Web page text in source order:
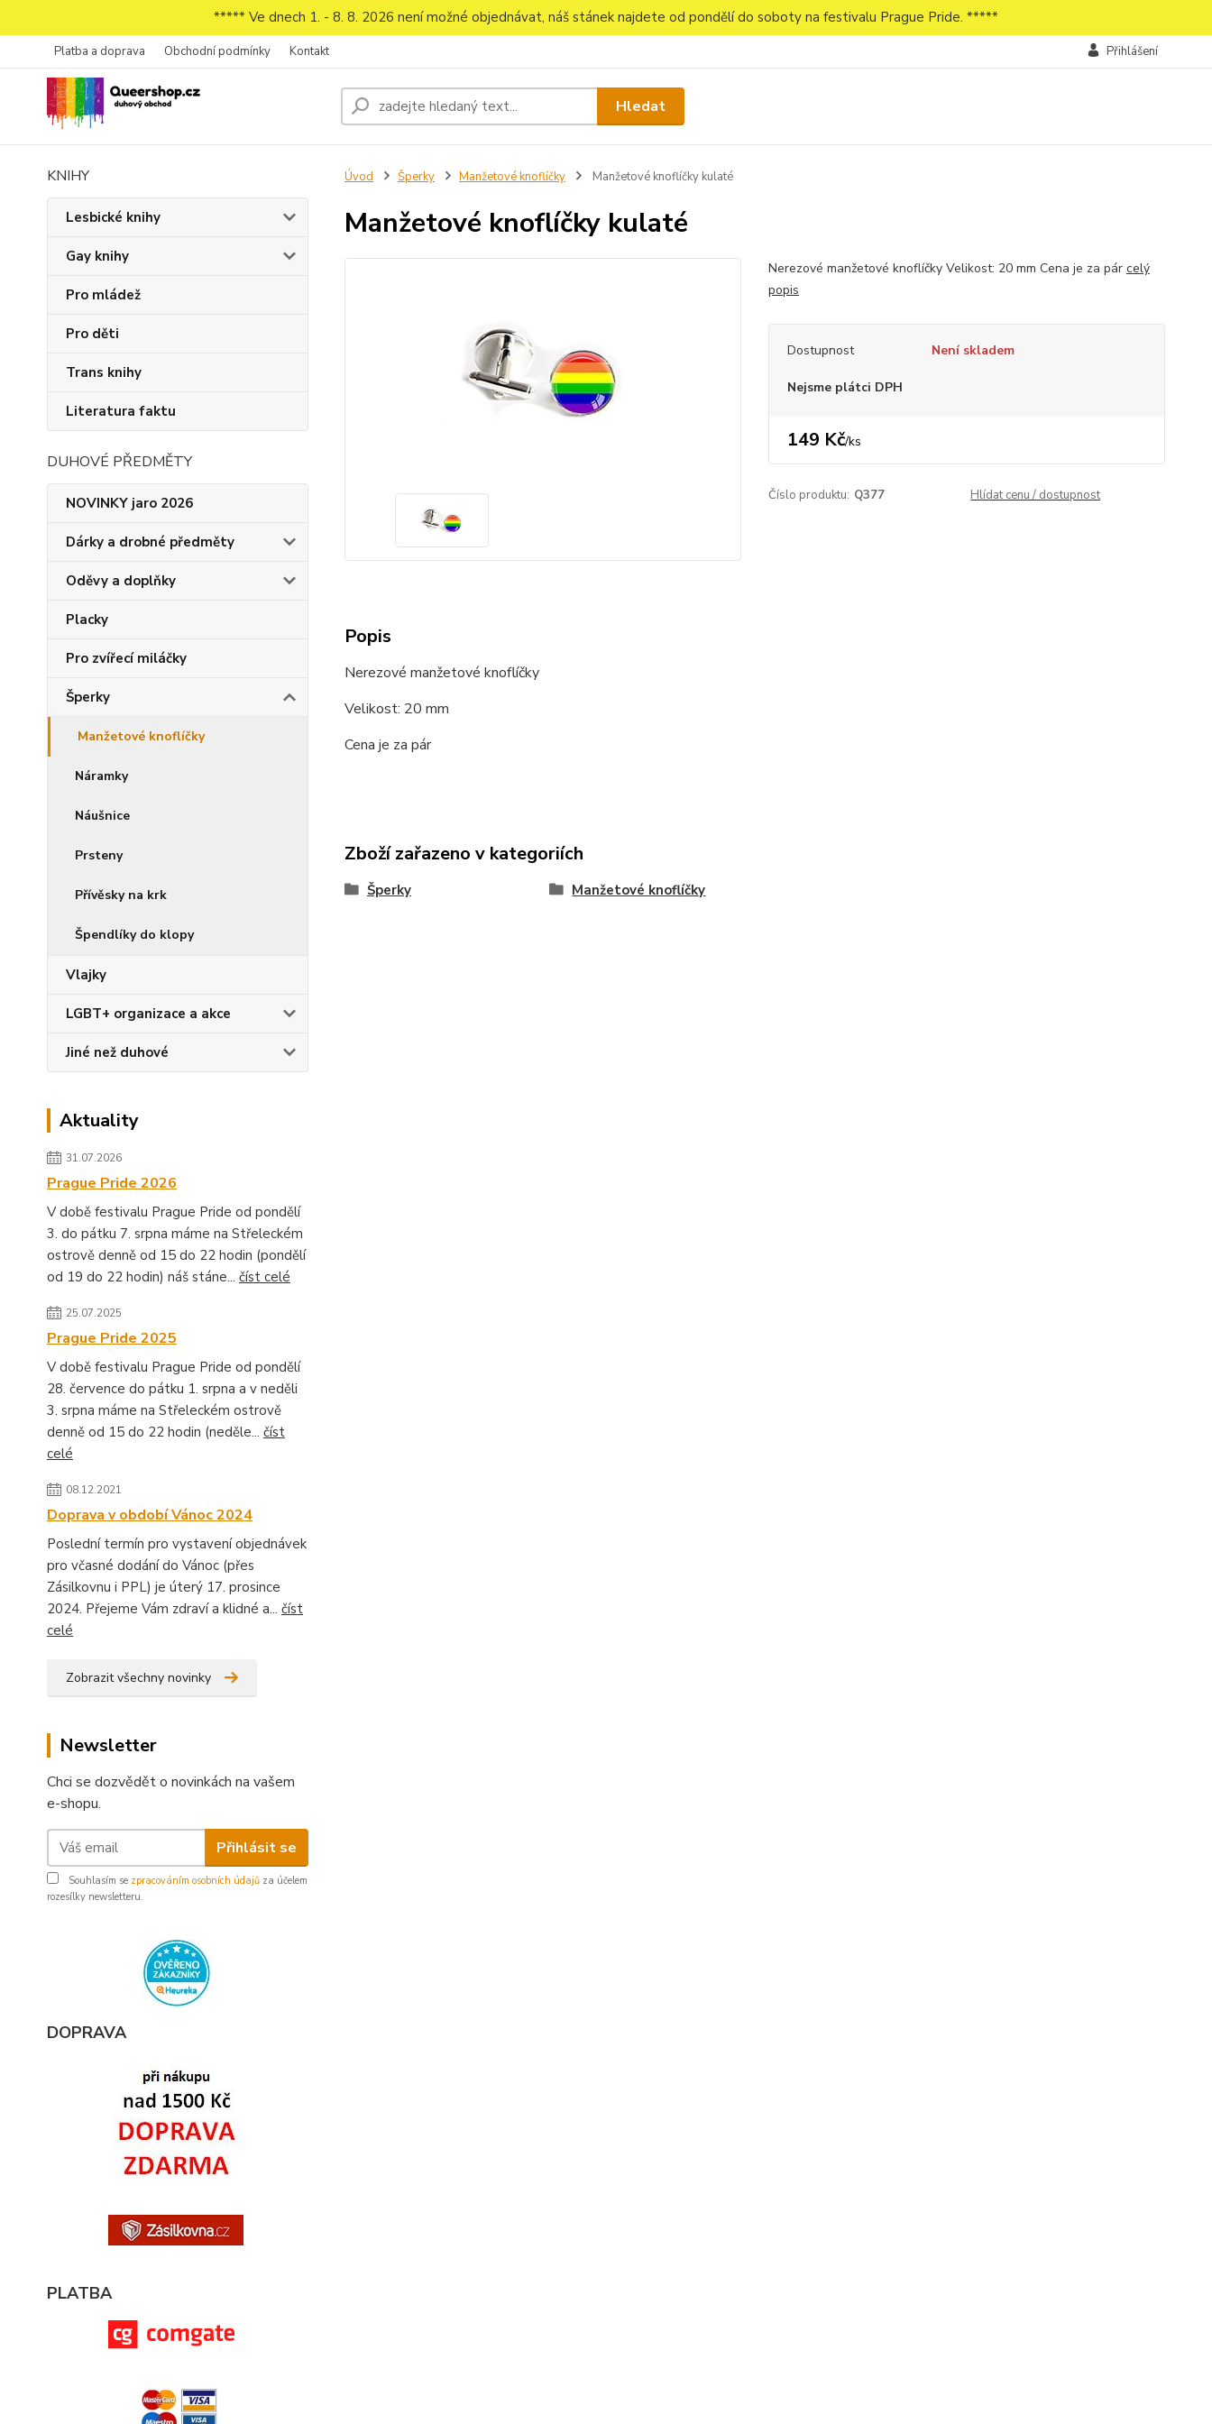
***** Ve dnech 1. - 8. 8. 2026 není možné objednávat, náš stánek najdete od pondělí do soboty na festivalu Prague Pride. *****
Platba a doprava Obchodní podmínky Kontakt Přihlášení
Hledat
KNIHY
Lesbické knihy
Gay knihy
Pro mládež
Pro děti
Trans knihy
Literatura faktu
DUHOVÉ PŘEDMĚTY
NOVINKY jaro 2026
Dárky a drobné předměty
Oděvy a doplňky
Placky
Pro zvířecí miláčky
Šperky
Manžetové knoflíčky
Náramky
Náušnice
Prsteny
Přívěsky na krk
Špendlíky do klopy
Vlajky
LGBT+ organizace a akce
Jiné než duhové
Aktuality
31.07.2026
Prague Pride 2026
V době festivalu Prague Pride od pondělí
3. do pátku 7. srpna máme na Střeleckém
ostrově denně od 15 do 22 hodin (pondělí
od 19 do 22 hodin) náš stáne... číst celé
25.07.2025
Prague Pride 2025
V době festivalu Prague Pride od pondělí
28. července do pátku 1. srpna a v neděli
3. srpna máme na Střeleckém ostrově
denně od 15 do 22 hodin (neděle... číst
celé
08.12.2021
Doprava v období Vánoc 2024
Poslední termín pro vystavení objednávek
pro včasné dodání do Vánoc (přes
Zásilkovnu i PPL) je úterý 17. prosince
2024. Přejeme Vám zdraví a klidné a... číst
celé
Zobrazit všechny novinky
Newsletter
Chci se dozvědět o novinkách na vašem
e-shopu.
Přihlásit se
Souhlasím se zpracováním osobních údajů za účelem
rozesílky newsletteru.
DOPRAVA
PLATBA
Úvod Šperky Manžetové knoflíčky Manžetové knoflíčky kulaté
Manžetové knoflíčky kulaté
Nerezové manžetové knoflíčky Velikost: 20 mm Cena je za pár celý
popis
Dostupnost Není skladem
Nejsme plátci DPH
149 Kč/ks
Číslo produktu: Q377 Hlídat cenu / dostupnost
Popis
Nerezové manžetové knoflíčky
Velikost: 20 mm
Cena je za pár
Zboží zařazeno v kategoriích
Šperky Manžetové knoflíčky